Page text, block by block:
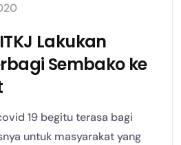
Lakukan
Sembako ke
19 begitu terasa bagi
untuk masyarakat yang